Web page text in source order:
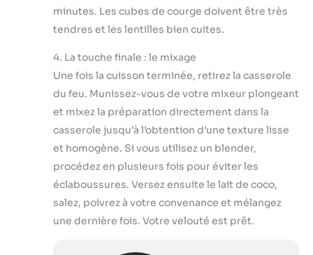
minutes. Les cubes de courge doivent être très
tendres et les lentilles bien cuites.
4. La touche finale : le mixage
Une fois la cuisson terminée, retirez la casserole
du feu. Munissez-vous de votre mixeur plongeant
et mixez la préparation directement dans la
casserole jusqu’à l’obtention d’une texture lisse
et homogène. Si vous utilisez un blender,
procédez en plusieurs fois pour éviter les
éclaboussures. Versez ensuite le lait de coco,
salez, poivrez à votre convenance et mélangez
une dernière fois. Votre velouté est prêt.